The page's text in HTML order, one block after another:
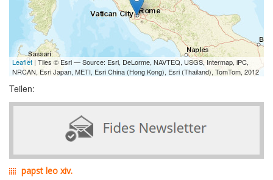
Leaflet | Tiles © Esri — Source: Esri, DeLorme, NAVTEQ, USGS, Intermap, iPC,
NRCAN, Esri Japan, METI, Esri China (Hong Kong), Esri (Thailand), TomTom, 2012
Teilen:
papst leo xiv.